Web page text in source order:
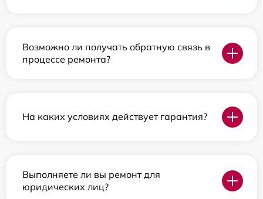
Возможно ли получать обратную связь в
процессе ремонта?
На каких условиях действует гарантия?
Выполняете ли вы ремонт для
юридических лиц?